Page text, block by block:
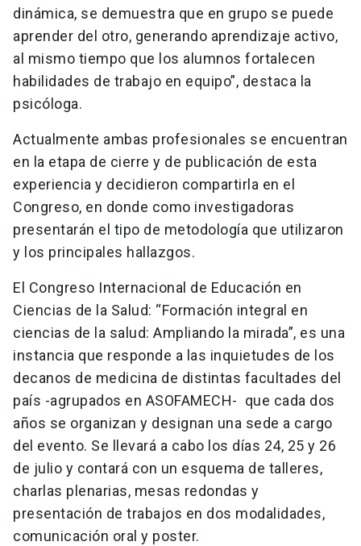
dinámica, se demuestra que en grupo se puede
aprender del otro, generando aprendizaje activo,
al mismo tiempo que los alumnos fortalecen
habilidades de trabajo en equipo”, destaca la
psicóloga.
Actualmente ambas profesionales se encuentran
en la etapa de cierre y de publicación de esta
experiencia y decidieron compartirla en el
Congreso, en donde como investigadoras
presentarán el tipo de metodología que utilizaron
y los principales hallazgos.
El Congreso Internacional de Educación en
Ciencias de la Salud: “Formación integral en
ciencias de la salud: Ampliando la mirada”, es una
instancia que responde a las inquietudes de los
decanos de medicina de distintas facultades del
país -agrupados en ASOFAMECH- que cada dos
años se organizan y designan una sede a cargo
del evento. Se llevará a cabo los días 24, 25 y 26
de julio y contará con un esquema de talleres,
charlas plenarias, mesas redondas y
presentación de trabajos en dos modalidades,
comunicación oral y poster.